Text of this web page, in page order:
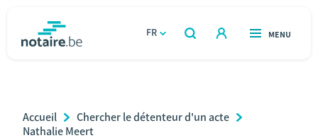
FR
OUVERT
RECHERCHER
OUVERT
MENU
Relations et vivre ensemble
Breadcrumb
Accueil
Chercher le détenteur d'un acte
Nathalie Meert